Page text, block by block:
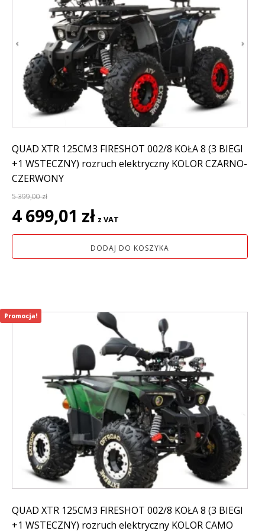
QUAD XTR 125CM3 FIRESHOT 002/8 KOŁA 8 (3 BIEGI
+1 WSTECZNY) rozruch elektryczny KOLOR CZARNO-
CZERWONY
5 399,00zł
Pierwotna
cena
wynosiła:
5
4 699,01 zł cena
wynosi:
4
z VAT
DODAJ DO KOSZYKA
QUAD XTR 125CM3 FIRESHOT 002/8 KOŁA 8 (3 BIEGI
+1 WSTECZNY) rozruch elektryczny KOLOR CAMO
Promocja!